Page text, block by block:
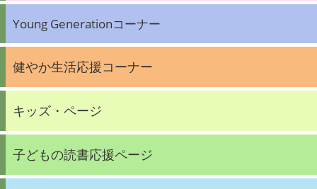
Young Generationコーナー
健やか生活応援コーナー
キッズ・ページ
子どもの読書応援ページ